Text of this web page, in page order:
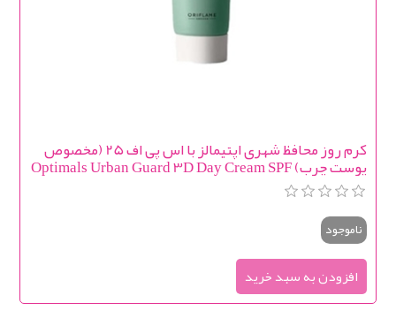
کرم روز محافظ شهری اپتیمالز با اس پی اف 25 (مخصوص
پوست چرب) Optimals Urban Guard 3D Day Cream SPF
25
ناموجود